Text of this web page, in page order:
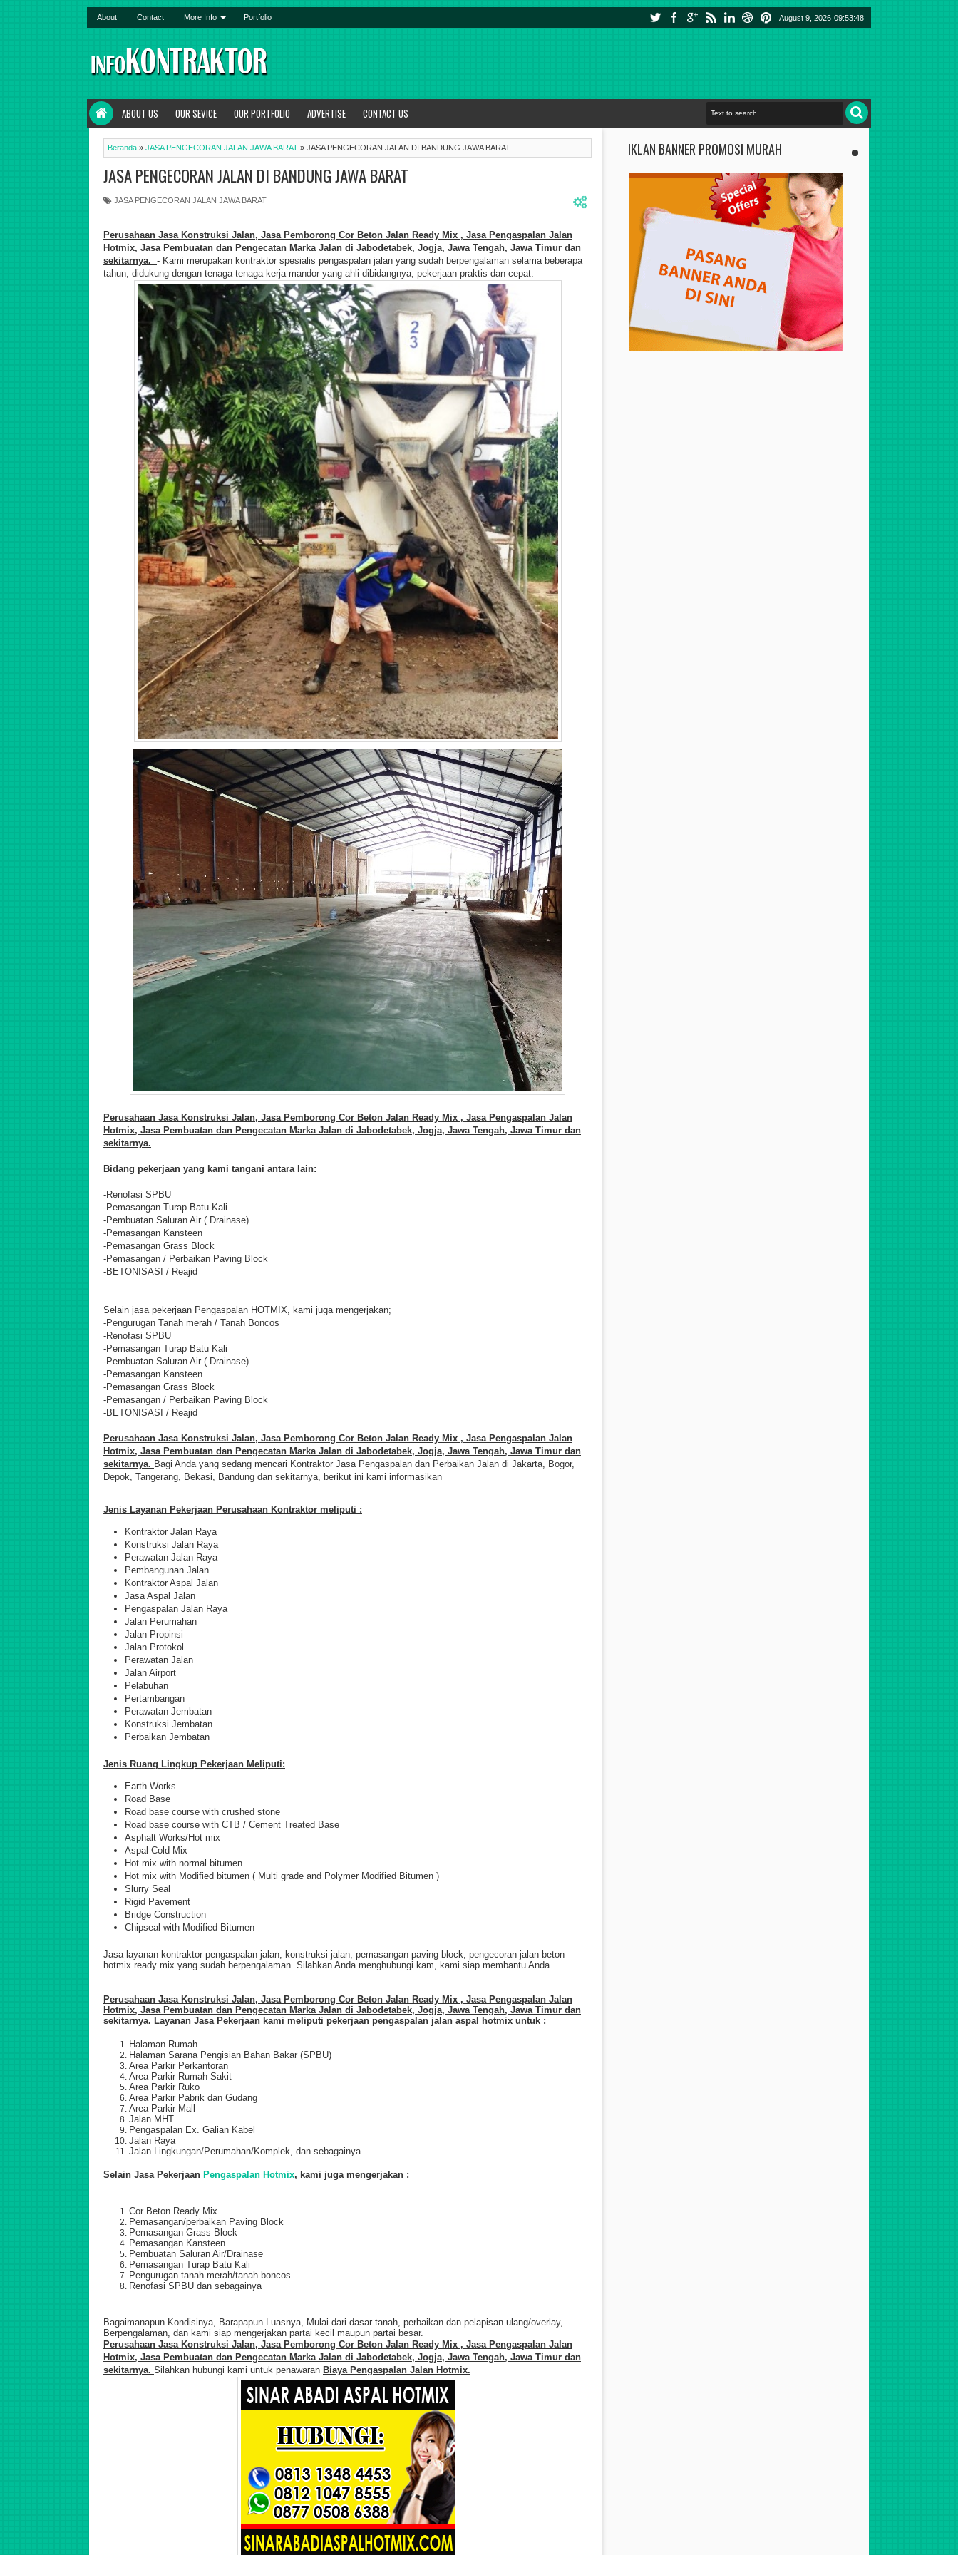
About Contact More Info Portfolio August 9, 2026 09:53:49
ABOUT US OUR SEVICE OUR PORTFOLIO ADVERTISE CONTACT US
Beranda » JASA PENGECORAN JALAN JAWA BARAT » JASA PENGECORAN JALAN DI BANDUNG JAWA BARAT
JASA PENGECORAN JALAN DI BANDUNG JAWA BARAT
JASA PENGECORAN JALAN JAWA BARAT
Perusahaan Jasa Konstruksi Jalan, Jasa Pemborong Cor Beton Jalan Ready Mix , Jasa Pengaspalan Jalan
Hotmix, Jasa Pembuatan dan Pengecatan Marka Jalan di Jabodetabek, Jogja, Jawa Tengah, Jawa Timur dan
sekitarnya. - Kami merupakan kontraktor spesialis pengaspalan jalan yang sudah berpengalaman selama beberapa
tahun, didukung dengan tenaga-tenaga kerja mandor yang ahli dibidangnya, pekerjaan praktis dan cepat.
Perusahaan Jasa Konstruksi Jalan, Jasa Pemborong Cor Beton Jalan Ready Mix , Jasa Pengaspalan Jalan
Hotmix, Jasa Pembuatan dan Pengecatan Marka Jalan di Jabodetabek, Jogja, Jawa Tengah, Jawa Timur dan
sekitarnya.
Bidang pekerjaan yang kami tangani antara lain:
-Renofasi SPBU
-Pemasangan Turap Batu Kali
-Pembuatan Saluran Air ( Drainase)
-Pemasangan Kansteen
-Pemasangan Grass Block
-Pemasangan / Perbaikan Paving Block
-BETONISASI / Reajid
Selain jasa pekerjaan Pengaspalan HOTMIX, kami juga mengerjakan;
-Pengurugan Tanah merah / Tanah Boncos
-Renofasi SPBU
-Pemasangan Turap Batu Kali
-Pembuatan Saluran Air ( Drainase)
-Pemasangan Kansteen
-Pemasangan Grass Block
-Pemasangan / Perbaikan Paving Block
-BETONISASI / Reajid
Perusahaan Jasa Konstruksi Jalan, Jasa Pemborong Cor Beton Jalan Ready Mix , Jasa Pengaspalan Jalan
Hotmix, Jasa Pembuatan dan Pengecatan Marka Jalan di Jabodetabek, Jogja, Jawa Tengah, Jawa Timur dan
sekitarnya. Bagi Anda yang sedang mencari Kontraktor Jasa Pengaspalan dan Perbaikan Jalan di Jakarta, Bogor,
Depok, Tangerang, Bekasi, Bandung dan sekitarnya, berikut ini kami informasikan
Jenis Layanan Pekerjaan Perusahaan Kontraktor meliputi :
Kontraktor Jalan Raya
Konstruksi Jalan Raya
Perawatan Jalan Raya
Pembangunan Jalan
Kontraktor Aspal Jalan
Jasa Aspal Jalan
Pengaspalan Jalan Raya
Jalan Perumahan
Jalan Propinsi
Jalan Protokol
Perawatan Jalan
Jalan Airport
Pelabuhan
Pertambangan
Perawatan Jembatan
Konstruksi Jembatan
Perbaikan Jembatan
Jenis Ruang Lingkup Pekerjaan Meliputi:
Earth Works
Road Base
Road base course with crushed stone
Road base course with CTB / Cement Treated Base
Asphalt Works/Hot mix
Aspal Cold Mix
Hot mix with normal bitumen
Hot mix with Modified bitumen ( Multi grade and Polymer Modified Bitumen )
Slurry Seal
Rigid Pavement
Bridge Construction
Chipseal with Modified Bitumen
Jasa layanan kontraktor pengaspalan jalan, konstruksi jalan, pemasangan paving block, pengecoran jalan beton
hotmix ready mix yang sudah berpengalaman. Silahkan Anda menghubungi kam, kami siap membantu Anda.
Perusahaan Jasa Konstruksi Jalan, Jasa Pemborong Cor Beton Jalan Ready Mix , Jasa Pengaspalan Jalan
Hotmix, Jasa Pembuatan dan Pengecatan Marka Jalan di Jabodetabek, Jogja, Jawa Tengah, Jawa Timur dan
sekitarnya. Layanan Jasa Pekerjaan kami meliputi pekerjaan pengaspalan jalan aspal hotmix untuk :
Halaman Rumah
Halaman Sarana Pengisian Bahan Bakar (SPBU)
Area Parkir Perkantoran
Area Parkir Rumah Sakit
Area Parkir Ruko
Area Parkir Pabrik dan Gudang
Area Parkir Mall
Jalan MHT
Pengaspalan Ex. Galian Kabel
Jalan Raya
Jalan Lingkungan/Perumahan/Komplek, dan sebagainya
Selain Jasa Pekerjaan Pengaspalan Hotmix, kami juga mengerjakan :
Cor Beton Ready Mix
Pemasangan/perbaikan Paving Block
Pemasangan Grass Block
Pemasangan Kansteen
Pembuatan Saluran Air/Drainase
Pemasangan Turap Batu Kali
Pengurugan tanah merah/tanah boncos
Renofasi SPBU dan sebagainya
Bagaimanapun Kondisinya, Barapapun Luasnya, Mulai dari dasar tanah, perbaikan dan pelapisan ulang/overlay,
Berpengalaman, dan kami siap mengerjakan partai kecil maupun partai besar.
Perusahaan Jasa Konstruksi Jalan, Jasa Pemborong Cor Beton Jalan Ready Mix , Jasa Pengaspalan Jalan
Hotmix, Jasa Pembuatan dan Pengecatan Marka Jalan di Jabodetabek, Jogja, Jawa Tengah, Jawa Timur dan
sekitarnya. Silahkan hubungi kami untuk penawaran Biaya Pengaspalan Jalan Hotmix.
IKLAN BANNER PROMOSI MURAH